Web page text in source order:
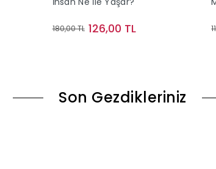
180,00 TL 126,00 TL
Son Gezdikleriniz